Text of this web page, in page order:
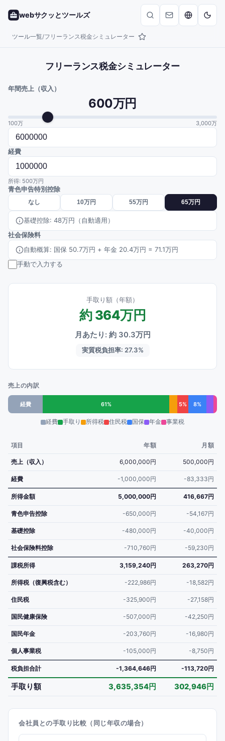
webサクッとツールズ
ツール一覧/フリーランス税金シミュレーター
フリーランス税金シミュレーター
年間売上（収入）
600万円
100万 3,000万
経費
所得: 500万円
青色申告特別控除
なし 10万円 55万円 65万円
基礎控除: 48万円（自動適用）
社会保険料
自動概算: 国保 50.7万円 + 年金 20.4万円 = 71.1万円
手動で入力する
手取り額（年額）
約364万円
月あたり: 約 30.3万円
実質税負担率: 27.3%
売上の内訳
経費 61% 5% 8%
経費 手取り 所得税 住民税 国保 年金 事業税
項目 年額 月額
売上（収入） 6,000,000円 500,000円
経費 -1,000,000円 -83,333円
所得金額 5,000,000円 416,667円
青色申告控除 -650,000円 -54,167円
基礎控除 -480,000円 -40,000円
社会保険料控除 -710,760円 -59,230円
課税所得 3,159,240円 263,270円
所得税（復興税含む） -222,986円 -18,582円
住民税 -325,900円 -27,158円
国民健康保険 -507,000円 -42,250円
国民年金 -203,760円 -16,980円
個人事業税 -105,000円 -8,750円
税負担合計 -1,364,646円 -113,720円
手取り額 3,635,354円 302,946円
会社員との手取り比較（同じ年収の場合）